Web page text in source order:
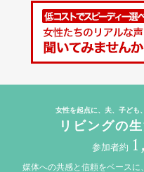
女性を起点に、夫、子ども
リビングの
参加者約
媒体への共感と信頼をベース